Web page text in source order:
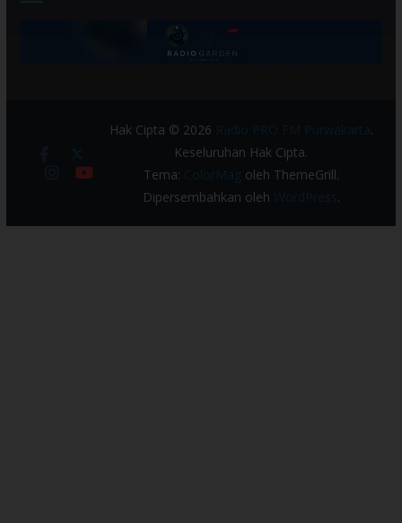
Hak Cipta © 2026 Radio PRO FM Purwakarta.
Keseluruhan Hak Cipta.
Tema: ColorMagoleh ThemeGrill.
Dipersembahkan oleh WordPress .